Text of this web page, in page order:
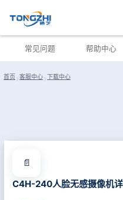
常见问题 帮助中心
首页›客服中心›下载中心
📄
C4H-240人脸无感摄像机